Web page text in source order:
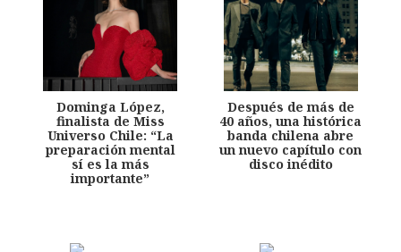
Dominga López,
finalista de Miss
Universo Chile: “La
preparación mental
sí es la más
importante”
Después de más de
40 años, una histórica
banda chilena abre
un nuevo capítulo con
disco inédito